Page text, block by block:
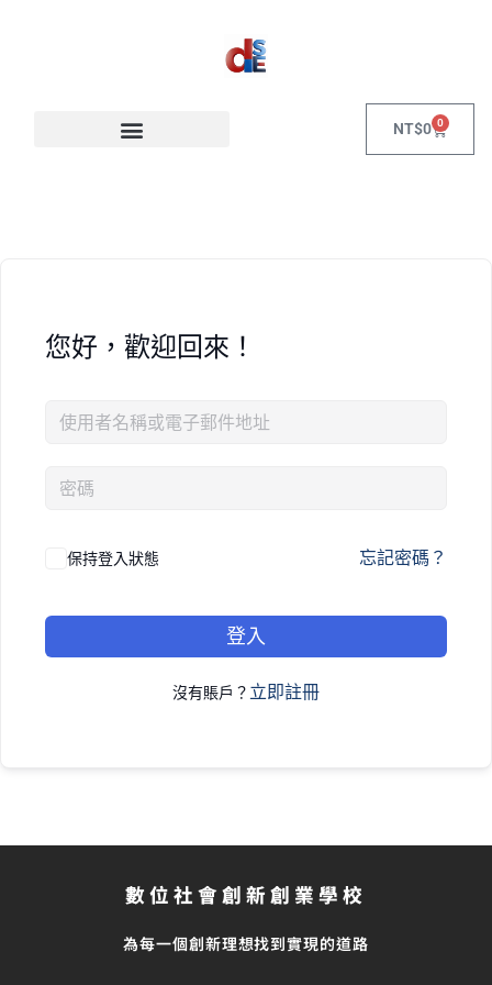
NT$0 0
您好，歡迎回來！
保持登入狀態 忘記密碼？
登入
沒有賬戶？ 立即註冊
數位社會創新創業學校
為每一個創新理想找到實現的道路